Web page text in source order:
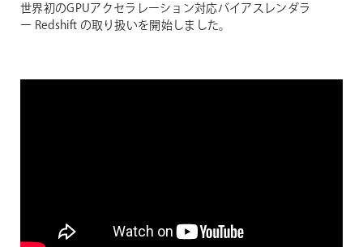
世界初のGPUアクセラレーション対応バイアスレンダラ
ー Redshift の取り扱いを開始しました。